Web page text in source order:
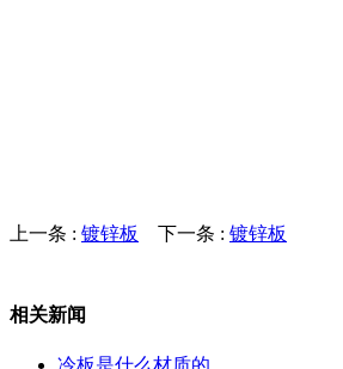
上一条 : 镀锌板 下一条 : 镀锌板
相关新闻